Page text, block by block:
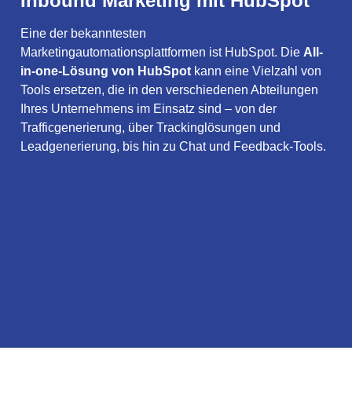
Eine der bekanntesten
Marketingautomationsplattformen ist HubSpot. Die All-
in-one-Lösung von HubSpot kann eine Vielzahl von
Tools ersetzen, die in den verschiedenen Abteilungen
Ihres Unternehmens im Einsatz sind – von der
Trafficgenerierung, über Trackinglösungen und
Leadgenerierung, bis hin zu Chat und Feedback-Tools.